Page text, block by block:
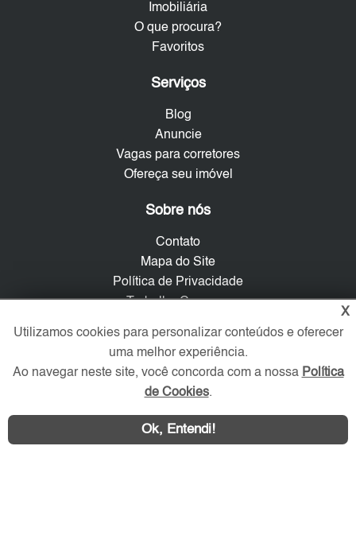
Imobiliária
O que procura?
Favoritos
Serviços
Blog
Anuncie
Vagas para corretores
Ofereça seu imóvel
Sobre nós
Contato
Mapa do Site
Política de Privacidade
Trabalhe Conosco
Verificada por
Redes Sociais
X
Utilizamos cookies para personalizar conteúdos e oferecer
uma melhor experiência.
Ao navegar neste site, você concorda com a nossa Política
de Cookies.
Ok, Entendi!